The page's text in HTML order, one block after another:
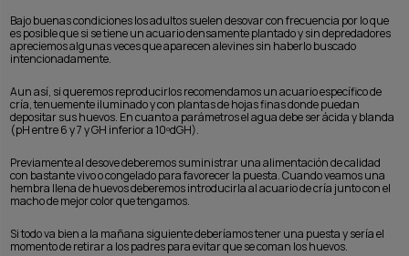
Bajo buenas condiciones los adultos suelen desovar con frecuencia por lo que
es posible que si se tiene un acuario densamente plantado y sin depredadores
apreciemos algunas veces que aparecen alevines sin haberlo buscado
intencionadamente.
Aun así, si queremos reproducirlos recomendamos un acuario específico de
cría, tenuemente iluminado y con plantas de hojas finas donde puedan
depositar sus huevos. En cuanto a parámetros el agua debe ser ácida y blanda
(pH entre 6 y 7 y GH inferior a 10ºdGH).
Previamente al desove deberemos suministrar una alimentación de calidad
con bastante vivo o congelado para favorecer la puesta. Cuando veamos una
hembra llena de huevos deberemos introducirla al acuario de cría junto con el
macho de mejor color que tengamos.
Si todo va bien a la mañana siguiente deberíamos tener una puesta y sería el
momento de retirar a los padres para evitar que se coman los huevos.